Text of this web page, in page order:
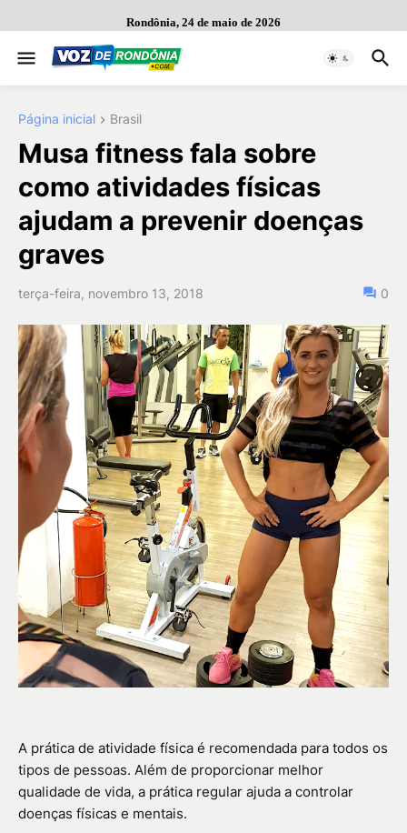
Rondônia, 24 de maio de 2026
Página inicial Brasil
Musa fitness fala sobre
como atividades físicas
ajudam a prevenir doenças
graves
terça-feira, novembro 13, 2018 0
A prática de atividade física é recomendada para todos os
tipos de pessoas. Além de proporcionar melhor
qualidade de vida, a prática regular ajuda a controlar
doenças físicas e mentais.